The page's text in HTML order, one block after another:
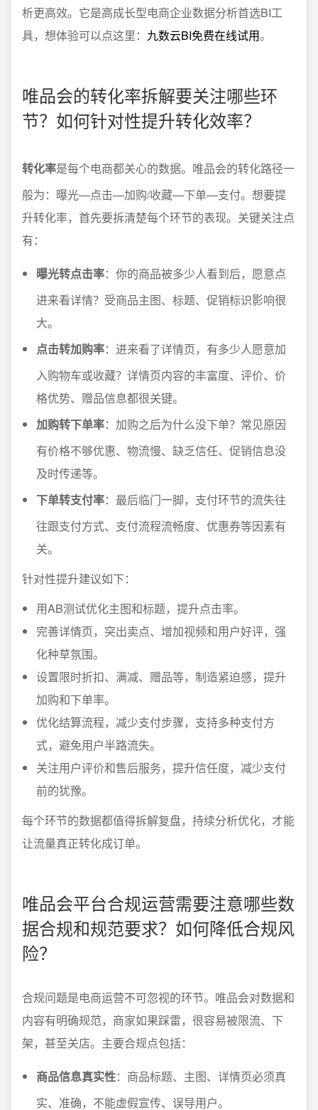
析更高效。它是高成长型电商企业数据分析首选BI工
具，想体验可以点这里： 九数云BI免费在线试用。
唯品会的转化率拆解要关注哪些环
节？如何针对性提升转化效率？
转化率是每个电商都关心的数据。唯品会的转化路径一
般为：曝光—点击—加购/收藏—下单—支付。想要提
升转化率，首先要拆清楚每个环节的表现。关键关注点
有：
曝光转点击率：你的商品被多少人看到后，愿意点
进来看详情？受商品主图、标题、促销标识影响很
大。
点击转加购率：进来看了详情页，有多少人愿意加
入购物车或收藏？详情页内容的丰富度、评价、价
格优势、赠品信息都很关键。
加购转下单率：加购之后为什么没下单？常见原因
有价格不够优惠、物流慢、缺乏信任、促销信息没
及时传递等。
下单转支付率：最后临门一脚，支付环节的流失往
往跟支付方式、支付流程流畅度、优惠券等因素有
关。
针对性提升建议如下：
用AB测试优化主图和标题，提升点击率。
完善详情页，突出卖点、增加视频和用户好评，强
化种草氛围。
设置限时折扣、满减、赠品等，制造紧迫感，提升
加购和下单率。
优化结算流程，减少支付步骤，支持多种支付方
式，避免用户半路流失。
关注用户评价和售后服务，提升信任度，减少支付
前的犹豫。
每个环节的数据都值得拆解复盘，持续分析优化，才能
让流量真正转化成订单。
唯品会平台合规运营需要注意哪些数
据合规和规范要求？如何降低合规风
险？
合规问题是电商运营不可忽视的环节。唯品会对数据和
内容有明确规范，商家如果踩雷，很容易被限流、下
架，甚至关店。主要合规点包括：
商品信息真实性：商品标题、主图、详情页必须真
实、准确，不能虚假宣传、误导用户。